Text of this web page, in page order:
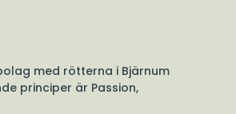
med rötterna i Bjärnum
principer är Passion,